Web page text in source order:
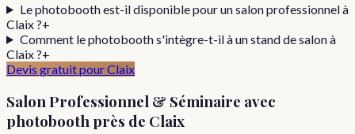
Le photobooth est-il disponible pour un salon professionnel à
Claix ?+
Comment le photobooth s'intègre-t-il à un stand de salon à
Claix ?+
Devis gratuit pourClaix
Salon Professionnel & Séminaire avec
photobooth près de Claix